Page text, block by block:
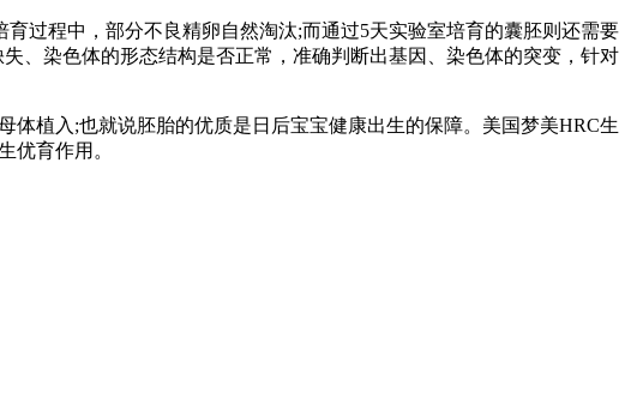
程中，部分不良精卵自然淘汰;而通过5天实验室培育的囊胚则还需要
、染色体的形态结构是否正常，准确判断出基因、染色体的突变，针对
植入;也就说胚胎的优质是日后宝宝健康出生的保障。美国梦美HRC生
优育作用。